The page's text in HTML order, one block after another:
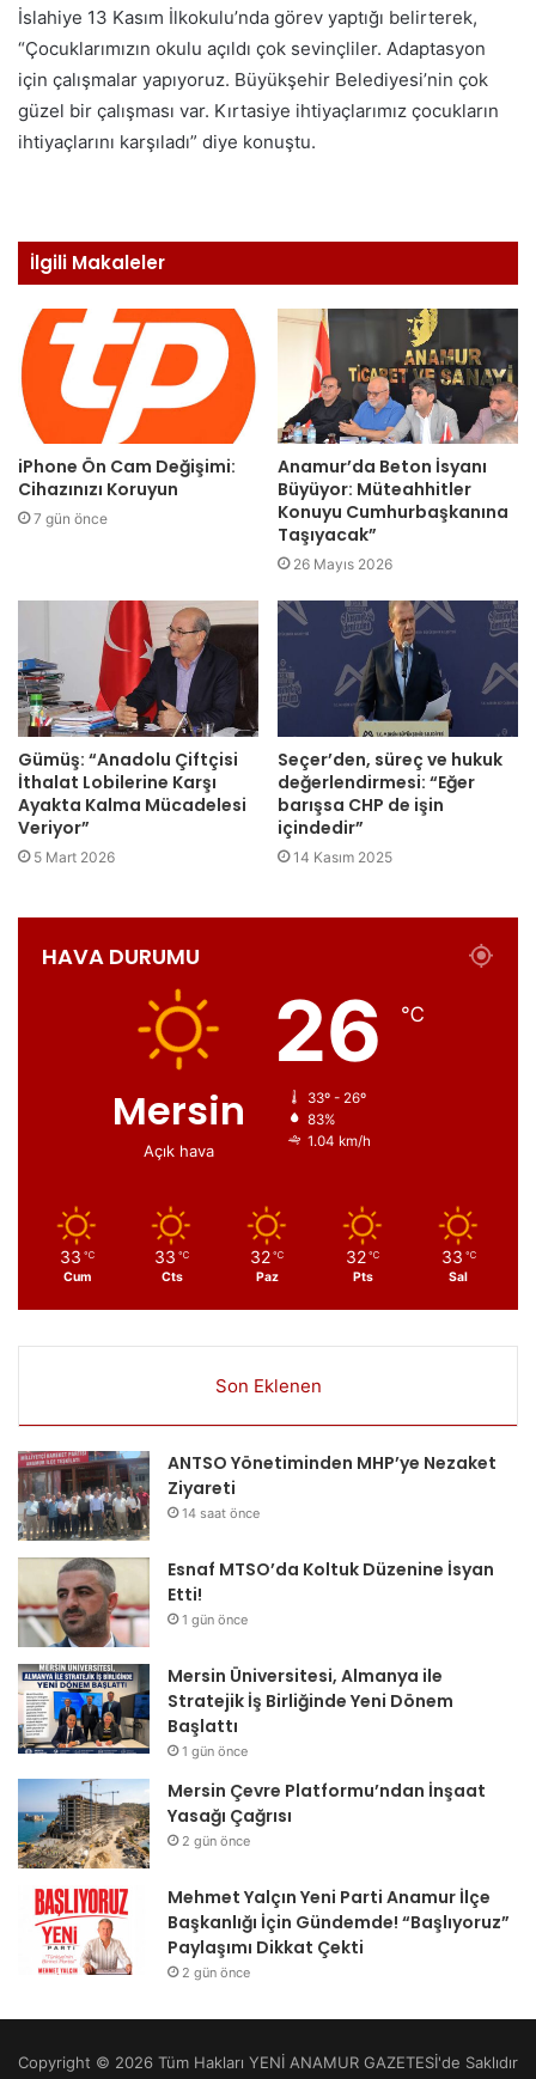
İslahiye 13 Kasım İlkokulu’nda görev yaptığı belirterek,
“Çocuklarımızın okulu açıldı çok sevinçliler. Adaptasyon
için çalışmalar yapıyoruz. Büyükşehir Belediyesi’nin çok
güzel bir çalışması var. Kırtasiye ihtiyaçlarımız çocukların
ihtiyaçlarını karşıladı” diye konuştu.
İlgili Makaleler
iPhone Ön Cam Değişimi:
Cihazınızı Koruyun
7 gün önce
Anamur’da Beton İsyanı
Büyüyor: Müteahhitler
Konuyu Cumhurbaşkanına
Taşıyacak”
26 Mayıs 2026
Gümüş: “Anadolu Çiftçisi
İthalat Lobilerine Karşı
Ayakta Kalma Mücadelesi
Veriyor”
5 Mart 2026
Seçer’den, süreç ve hukuk
değerlendirmesi: “Eğer
barışsa CHP de işin
içindedir”
14 Kasım 2025
HAVA DURUMU
Mersin
Açık hava
26 ℃
33º - 26º
83%
1.04 km/h
33 ℃
Cum
33 ℃
Cts
32 ℃
Paz
32 ℃
Pts
33 ℃
Sal
Son Eklenen
ANTSO Yönetiminden MHP’ye Nezaket
Ziyareti
14 saat önce
Esnaf MTSO’da Koltuk Düzenine İsyan
Etti!
1 gün önce
Mersin Üniversitesi, Almanya ile
Stratejik İş Birliğinde Yeni Dönem
Başlattı
1 gün önce
Mersin Çevre Platformu’ndan İnşaat
Yasağı Çağrısı
2 gün önce
Mehmet Yalçın Yeni Parti Anamur İlçe
Başkanlığı İçin Gündemde! “Başlıyoruz”
Paylaşımı Dikkat Çekti
2 gün önce
Copyright © 2026 Tüm Hakları YENİ ANAMUR GAZETESİ'de Saklıdır